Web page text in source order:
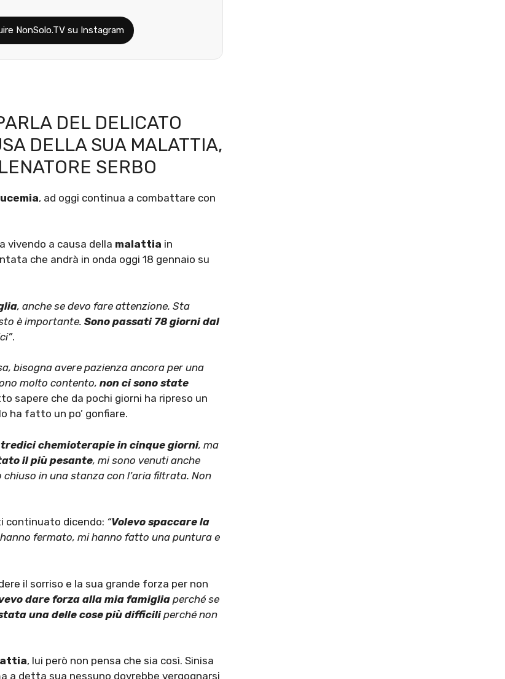
NonSolo.TV su Instagram
DEL DELICATO
DELLA SUA MALATTIA,
SERBO
, ad oggi continua a combattare con
vivendo a causa della malattia in
che andrà in onda oggi 18 gennaio su
, anche se devo fare attenzione. Sta
è importante. Sono passati 78 giorni dal
.
bisogna avere pazienza ancora per una
molto contento, non ci sono state
sapere che da pochi giorni ha ripreso un
ha fatto un po’ gonfiare.
chemioterapiein cinque giorni, ma
il più pesante, mi sono venuti anche
in una stanza con l’aria filtrata. Non
continuato dicendo: “Volevo spaccare la
fermato, mi hanno fatto una puntura e
il sorriso e la sua grande forza per non
dare forza alla mia famiglia perché se
una delle cose più difficiliperché non
, lui però non pensa che sia così. Sinisa
a detta sua nessuno dovrebbe vergognarsi